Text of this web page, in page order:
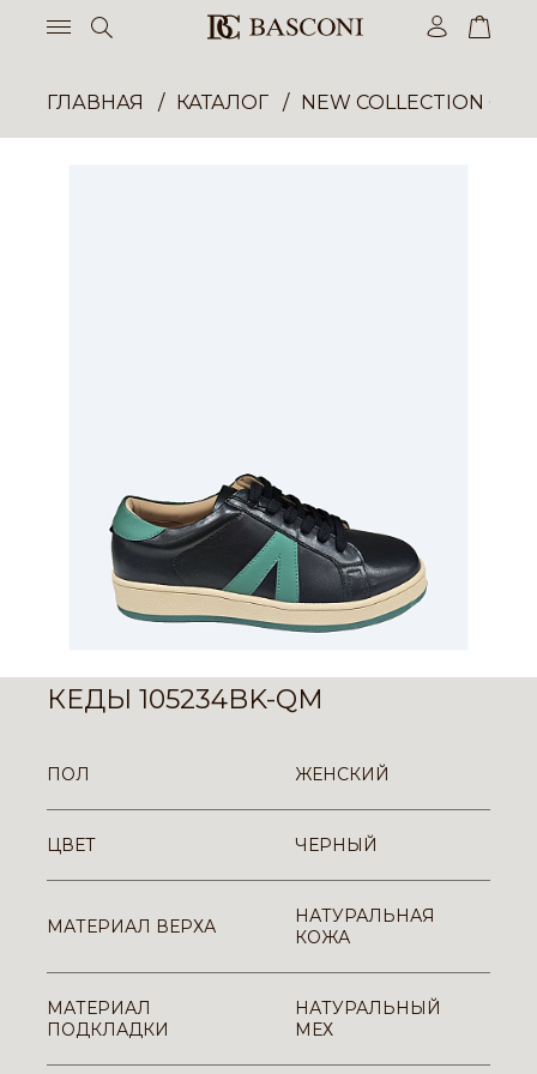
ГЛАВНАЯ КАТАЛОГ NEW COLLECTION
КЕДЫ 105234BK-QM
ПОЛ ЖЕНСКИЙ
ЦВЕТ ЧЕРНЫЙ
МАТЕРИАЛ ВЕРХА
НАТУРАЛЬНАЯ
КОЖА
МАТЕРИАЛ
ПОДКЛАДКИ
НАТУРАЛЬНЫЙ
МЕХ